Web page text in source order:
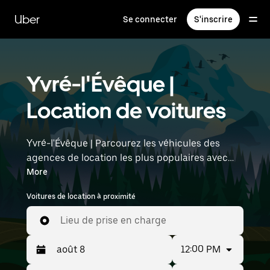
contenu
principal
Uber Se connecter S'inscrire
Yvré-l'Évêque |
Location de voitures
Yvré-l'Évêque | Parcourez les véhicules des
agences de location les plus populaires avec
Uber Rent. Des voitures électriques aux berlines
de luxe en passant par les SUV, vous trouverez
des véhicules adaptés aux voyageurs en solo et
aux groupes comptant jusqu'à sept personnes.
Saisissez l'heure et l'emplacement (par
exemple : Rennes Airport) pour trouver des
voitures de location à proximité.
More
Voitures de location à proximité
Lieu de prise en charge
12:00 PM